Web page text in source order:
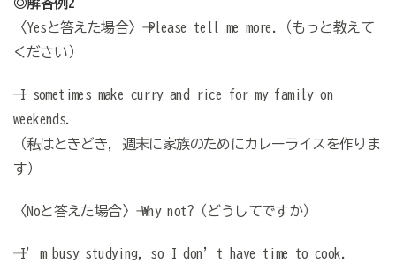
〈Yesと答えた場合〉→ Please tell me more.（もっと教えて
ください）
─ I sometimes make curry and rice for my family on
weekends.
（─私はときどき，週末に家族のためにカレーライスを作りま
す）
〈Noと答えた場合〉→ Why not?（どうしてですか）
─ I’m busy studying, so I don’t have time to cook.